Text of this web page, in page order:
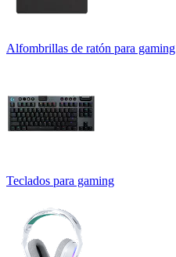
Alfombrillas de ratón para gaming
Teclados para gaming